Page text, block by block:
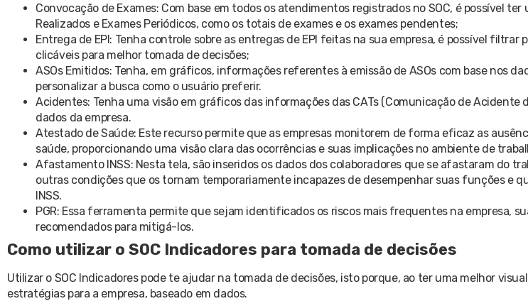
Convocação de Exames: Com base em todos os atendimentos registrados no SOC, é possível ter
Realizados e Exames Periódicos, como os totais de exames e os exames pendentes;
Entrega de EPI: Tenha controle sobre as entregas de EPI feitas na sua empresa, é possível filtrar
clicáveis para melhor tomada de decisões;
ASOs Emitidos: Tenha, em gráficos, informações referentes à emissão de ASOs com base nos
personalizar a busca como o usuário preferir.
Acidentes: Tenha uma visão em gráficos das informações das CATs (Comunicação de Acidente
dados da empresa.
Atestado de Saúde: Este recurso permite que as empresas monitorem de forma eficaz as
saúde, proporcionando uma visão clara das ocorrências e suas implicações no ambiente de
Afastamento INSS: Nesta tela, são inseridos os dados dos colaboradores que se afastaram do
outras condições que os tornam temporariamente incapazes de desempenhar suas funções e
INSS.
PGR: Essa ferramenta permite que sejam identificados os riscos mais frequentes na empresa,
recomendados para mitigá-los.
Como utilizar o SOC Indicadores para tomada de decisões
Utilizar o SOC Indicadores pode te ajudar na tomada de decisões, isto porque, ao ter uma melhor
estratégias para a empresa, baseado em dados.